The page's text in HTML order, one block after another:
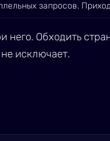
запросов.
него. Обходить
исключает.